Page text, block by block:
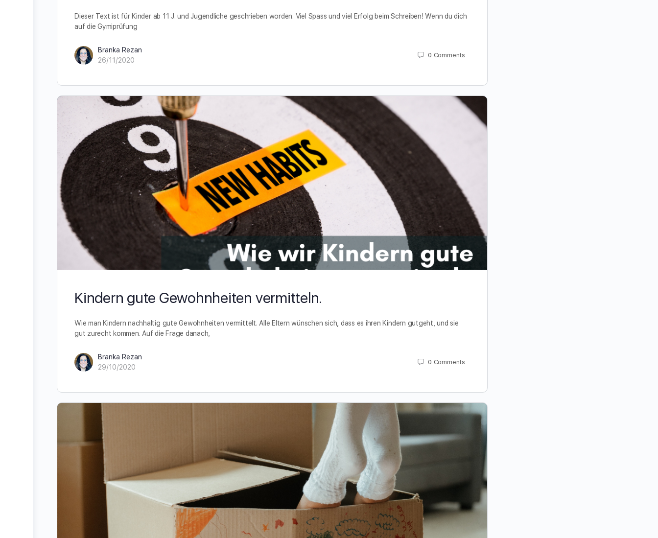
Dieser Text ist für Kinder ab 11 J. und Jugendliche geschrieben worden. Viel Spass und viel Erfolg beim Schreiben! Wenn du dich
auf die Gymiprüfung
Branka Rezan
26/11/2020
0 Comments
Kindern gute Gewohnheiten vermitteln.
Wie man Kindern nachhaltig gute Gewohnheiten vermittelt. Alle Eltern wünschen sich, dass es ihren Kindern gutgeht, und sie
gut zurecht kommen. Auf die Frage danach,
Branka Rezan
29/10/2020
0 Comments